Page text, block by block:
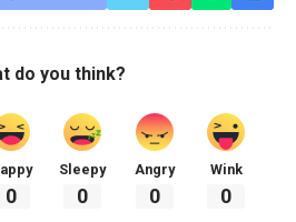
do you think?
0
Sleepy
0
Angry
0
Wink
0